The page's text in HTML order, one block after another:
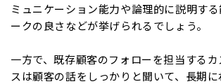
ミュニケーション能力や論理的に説明す
ークの良さなどが挙げられるでしょう。
一方で、既存顧客のフォローを担当する
スは顧客の話をしっかりと聞いて、長期